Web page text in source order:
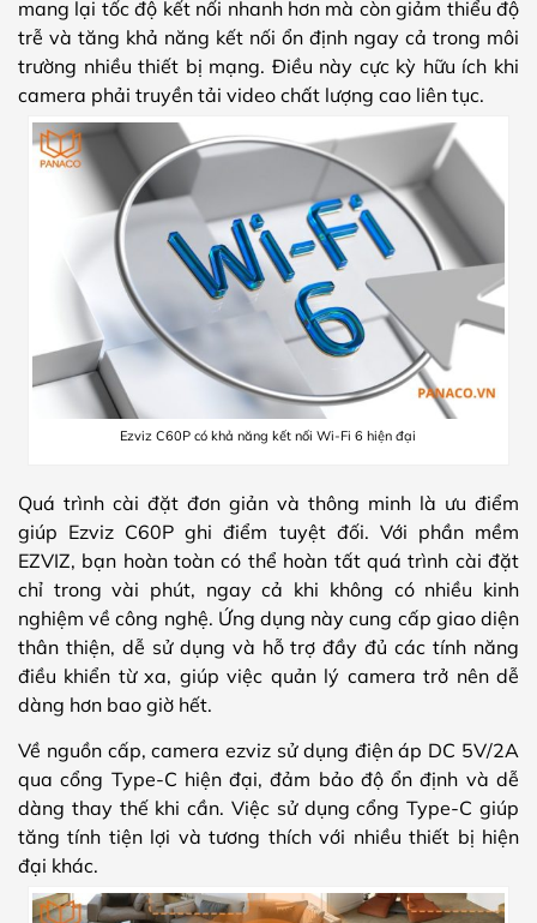
mang lại tốc độ kết nối nhanh hơn mà còn giảm thiểu độ
trễ và tăng khả năng kết nối ổn định ngay cả trong môi
trường nhiều thiết bị mạng. Điều này cực kỳ hữu ích khi
camera phải truyền tải video chất lượng cao liên tục.
Ezviz C60P có khả năng kết nối Wi-Fi 6 hiện đại
Quá trình cài đặt đơn giản và thông minh là ưu điểm
giúp Ezviz C60P ghi điểm tuyệt đối. Với phần mềm
EZVIZ, bạn hoàn toàn có thể hoàn tất quá trình cài đặt
chỉ trong vài phút, ngay cả khi không có nhiều kinh
nghiệm về công nghệ. Ứng dụng này cung cấp giao diện
thân thiện, dễ sử dụng và hỗ trợ đầy đủ các tính năng
điều khiển từ xa, giúp việc quản lý camera trở nên dễ
dàng hơn bao giờ hết.
Về nguồn cấp, camera ezviz sử dụng điện áp DC 5V/2A
qua cổng Type-C hiện đại, đảm bảo độ ổn định và dễ
dàng thay thế khi cần. Việc sử dụng cổng Type-C giúp
tăng tính tiện lợi và tương thích với nhiều thiết bị hiện
đại khác.